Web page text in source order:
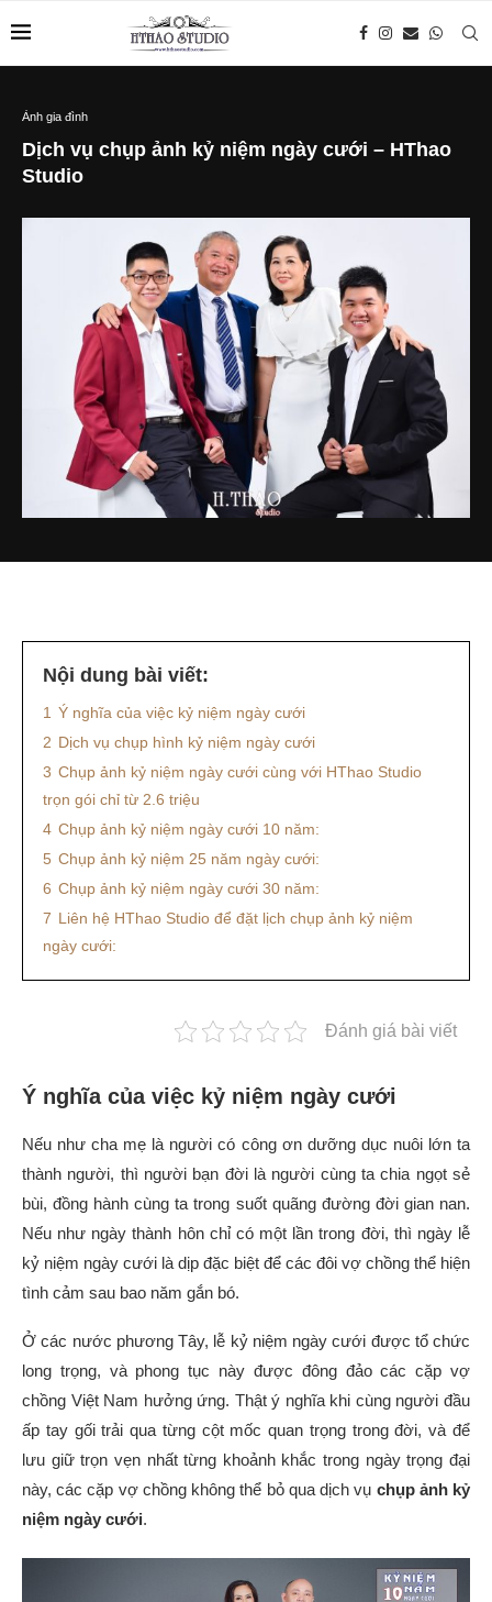
Ảnh gia đình
Dịch vụ chụp ảnh kỷ niệm ngày cưới – HThao
Studio
Nội dung bài viết:
1 Ý nghĩa của việc kỷ niệm ngày cưới
2 Dịch vụ chụp hình kỷ niệm ngày cưới
3 Chụp ảnh kỷ niệm ngày cưới cùng với HThao Studio
trọn gói chỉ từ 2.6 triệu
4 Chụp ảnh kỷ niệm ngày cưới 10 năm:
5 Chụp ảnh kỷ niệm 25 năm ngày cưới:
6 Chụp ảnh kỷ niệm ngày cưới 30 năm:
7 Liên hệ HThao Studio để đặt lịch chụp ảnh kỷ niệm
ngày cưới:
Đánh giá bài viết
Ý nghĩa của việc kỷ niệm ngày cưới
Nếu như cha mẹ là người có công ơn dưỡng dục nuôi lớn ta
thành người, thì người bạn đời là người cùng ta chia ngọt sẻ
bùi, đồng hành cùng ta trong suốt quãng đường đời gian nan.
Nếu như ngày thành hôn chỉ có một lần trong đời, thì ngày lễ
kỷ niệm ngày cưới là dịp đặc biệt để các đôi vợ chồng thể hiện
tình cảm sau bao năm gắn bó.
Ở các nước phương Tây, lễ kỷ niệm ngày cưới được tổ chức
long trọng, và phong tục này được đông đảo các cặp vợ
chồng Việt Nam hưởng ứng. Thật ý nghĩa khi cùng người đầu
ấp tay gối trải qua từng cột mốc quan trọng trong đời, và để
lưu giữ trọn vẹn nhất từng khoảnh khắc trong ngày trọng đại
này, các cặp vợ chồng không thể bỏ qua dịch vụ chụp ảnh kỷ
niệm ngày cưới.